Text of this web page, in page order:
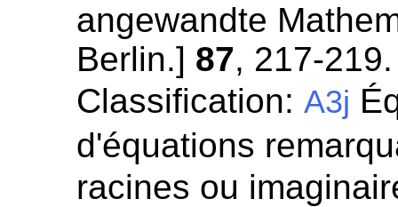
angewandte
Berlin.] 87, 217-219.
Classification:A3j
d'équations
racines ou